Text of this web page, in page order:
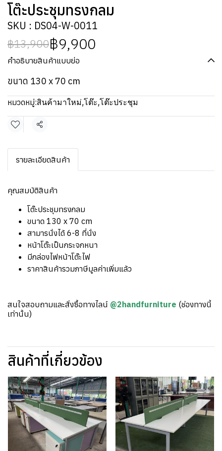
โต๊ะประชุมทรงกลม
SKU : DS04-W-0011
฿13,900฿9,900
คำอธิบายสินค้าแบบย่อ
ขนาด 130 x 70 cm
หมวดหมู่:สินค้ามาใหม่,โต๊ะ,โต๊ะประชุม
แชร์
รายละเอียดสินค้า
คุณสมบัติสินค้า
โต๊ะประชุมทรงกลม
ขนาด 130 x 70 cm
สามารนั่งได้ 6-8 ที่นั่ง
หน้าโต๊ะเป็นกระจกหนา
มีกล่องไฟหน้าโต๊ะไฟ
ราคาสินค้ารวมภาษีมูลค่าเพิ่มแล้ว
สนใจสอบถามและสั่งซื้อทางไลน์ @2handfurniture (ช่องทางนี้
เท่านั้น)
สินค้าที่เกี่ยวข้อง